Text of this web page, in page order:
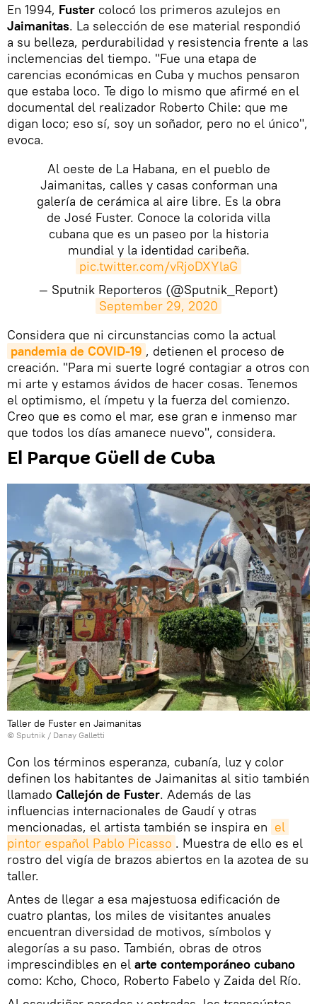
En 1994, Fuster colocó los primeros azulejos en
Jaimanitas. La selección de ese material respondió
a su belleza, perdurabilidad y resistencia frente a las
inclemencias del tiempo. "Fue una etapa de
carencias económicas en Cuba y muchos pensaron
que estaba loco. Te digo lo mismo que afirmé en el
documental del realizador Roberto Chile: que me
digan loco; eso sí, soy un soñador, pero no el único",
evoca.
Al oeste de La Habana, en el pueblo de
Jaimanitas, calles y casas conforman una
galería de cerámica al aire libre. Es la obra
de José Fuster. Conoce la colorida villa
cubana que es un paseo por la historia
mundial y la identidad caribeña.
pic.twitter.com/vRjoDXYlaG
— Sputnik Reporteros (@Sputnik_Report)
September 29, 2020
​Considera que ni circunstancias como la actual
pandemia de COVID-19 , detienen el proceso de
creación. "Para mi suerte logré contagiar a otros con
mi arte y estamos ávidos de hacer cosas. Tenemos
el optimismo, el ímpetu y la fuerza del comienzo.
Creo que es como el mar, ese gran e inmenso mar
que todos los días amanece nuevo", considera.
El Parque Güell de Cuba
Taller de Fuster en Jaimanitas
© Sputnik / Danay Galletti
Con los términos esperanza, cubanía, luz y color
definen los habitantes de Jaimanitas al sitio también
llamado Callejón de Fuster. Además de las
influencias internacionales de Gaudí y otras
mencionadas, el artista también se inspira en el
pintor español Pablo Picasso . Muestra de ello es el
rostro del vigía de brazos abiertos en la azotea de su
taller.
Antes de llegar a esa majestuosa edificación de
cuatro plantas, los miles de visitantes anuales
encuentran diversidad de motivos, símbolos y
alegorías a su paso. También, obras de otros
imprescindibles en el arte contemporáneo cubano
como: Kcho, Choco, Roberto Fabelo y Zaida del Río.